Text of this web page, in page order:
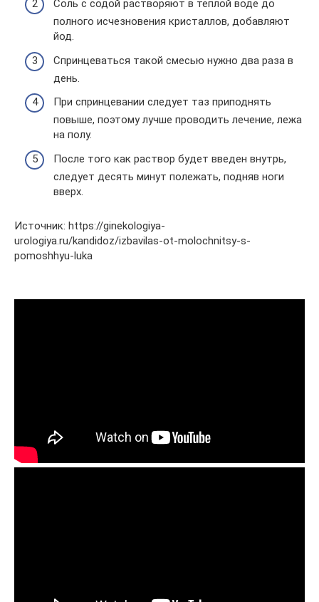
Соль с содой растворяют в теплой воде до
полного исчезновения кристаллов, добавляют
йод.
Спринцеваться такой смесью нужно два раза в
день.
При спринцевании следует таз приподнять
повыше, поэтому лучше проводить лечение, лежа
на полу.
После того как раствор будет введен внутрь,
следует десять минут полежать, подняв ноги
вверх.
Источник: https://ginekologiya-
urologiya.ru/kandidoz/izbavilas-ot-molochnitsy-s-
pomoshhyu-luka